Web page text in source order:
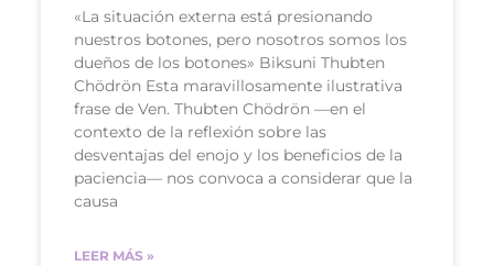
«La situación externa está presionando
nuestros botones, pero nosotros somos los
dueños de los botones» Biksuni Thubten
Chödrön Esta maravillosamente ilustrativa
frase de Ven. Thubten Chödrön —en el
contexto de la reflexión sobre las
desventajas del enojo y los beneficios de la
paciencia— nos convoca a considerar que la
causa
LEER MÁS »